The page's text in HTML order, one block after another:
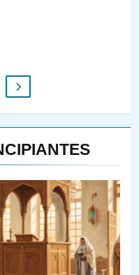
SABIO? EL QUE
VA A NACER